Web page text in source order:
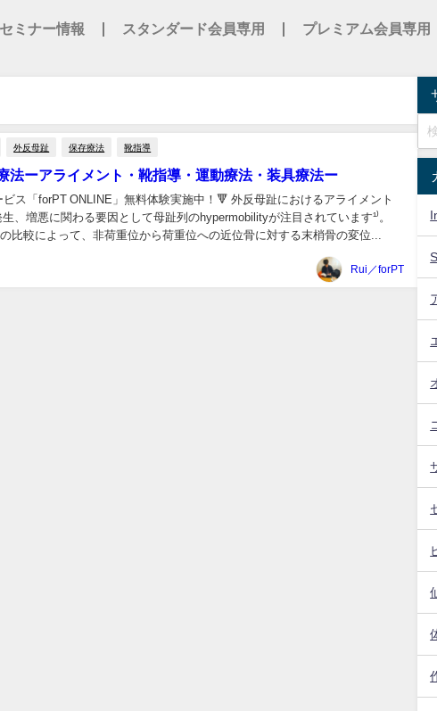
セミナー情報 スタンダード会員専用 プレミアム会員専用
外反母趾 保存療法 靴指導
法ーアライメント・靴指導・運動療法・装具療法ー
ス「forPT ONLINE」無料体験実施中！🔻 外反母趾におけるアライメント
、増悪に関わる要因として母趾列のhypermobilityが注目されています¹⁾。
比較によって、非荷重位から荷重位への近位骨に対する末梢骨の変位...
Rui／forPT